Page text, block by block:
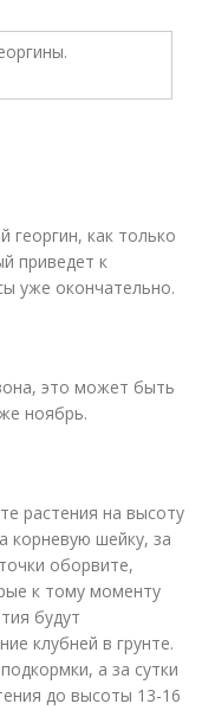
георгин, как только
приведет к
уже окончательно.
это может быть
ноябрь.
растения на высоту
корневую шейку, за
оборвите,
к тому моменту
будут
клубней в грунте.
а за сутки
до высоты 13-16